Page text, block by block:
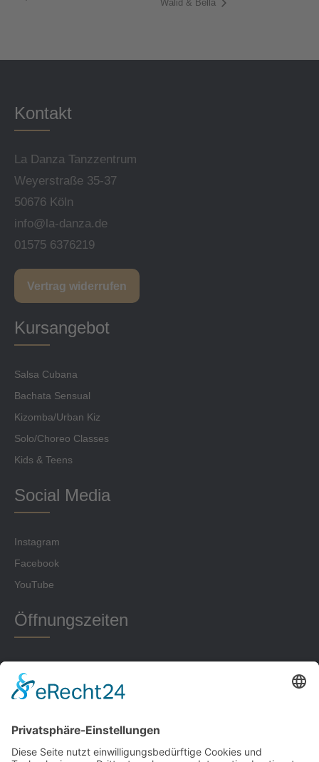
Walid & Bella
Kontakt
La Danza Tanzzentrum
Weyerstraße 35-37
50676 Köln
info@la-danza.de
01575 6376219
Vertrag widerrufen
Kursangebot
Salsa Cubana
Bachata Sensual
Kizomba/Urban Kiz
Solo/Choreo Classes
Kids & Teens
Social Media
Instagram
Facebook
YouTube
Öffnungszeiten
Montag 18-22 Uhr
Dienstag 16-22 Uhr
Donnerstag 18-20 Uhr
Freitag 16-22 Uhr